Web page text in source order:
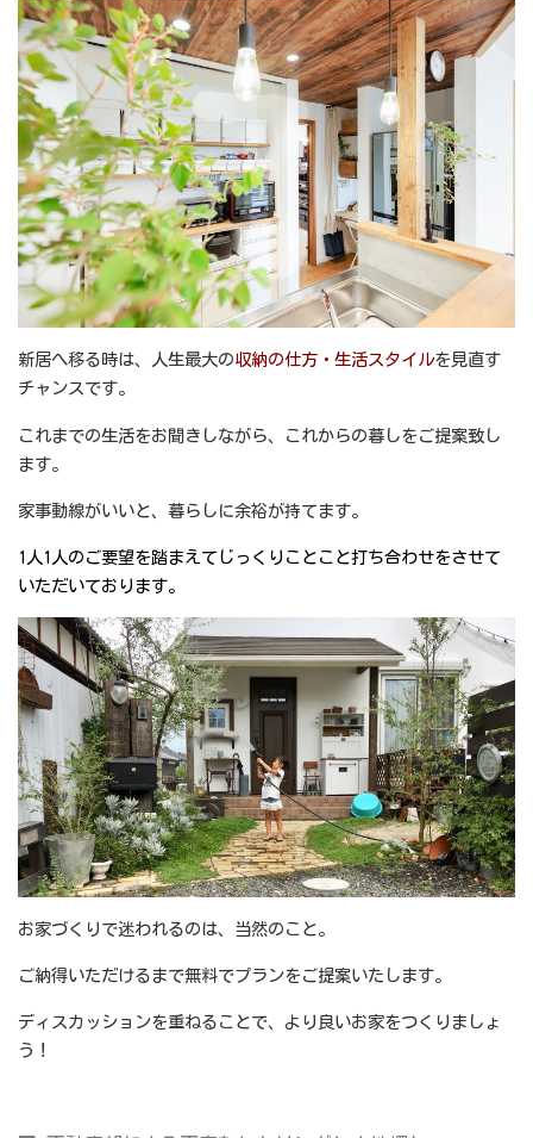
新居へ移る時は、人生最大の収納の仕方・生活スタイルを見直す
チャンスです。
これまでの生活をお聞きしながら、これからの暮しをご提案致し
ます。
家事動線がいいと、暮らしに余裕が持てます。
1人1人のご要望を踏まえてじっくりことこと打ち合わせをさせて
いただいております。
お家づくりで迷われるのは、当然のこと。
ご納得いただけるまで無料でプランをご提案いたします。
ディスカッションを重ねることで、より良いお家をつくりましょ
う！